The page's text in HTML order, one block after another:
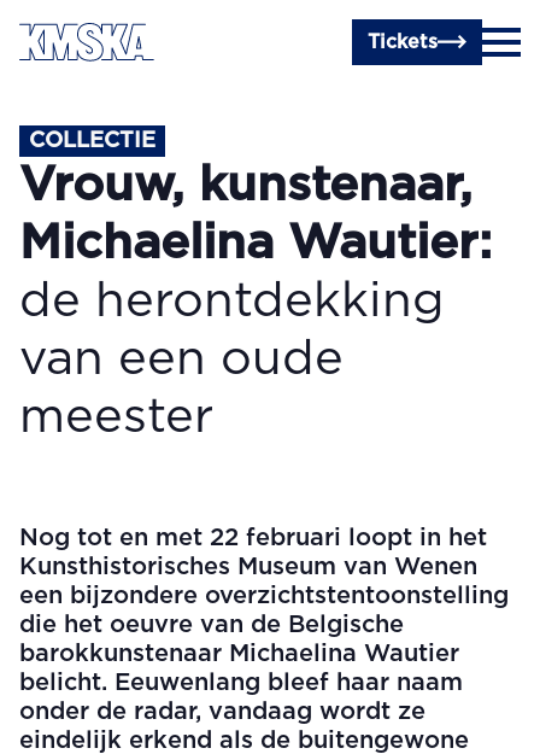
Ga naar hoofdinhoud
Tickets
COLLECTIE
Vrouw, kunstenaar,
Michaelina Wautier:
de herontdekking
van een oude
meester
Nog tot en met 22 februari loopt in het
Kunsthistorisches Museum van Wenen
een bijzondere overzichtstentoonstelling
die het oeuvre van de Belgische
barokkunstenaar Michaelina Wautier
belicht. Eeuwenlang bleef haar naam
onder de radar, vandaag wordt ze
eindelijk erkend als de buitengewone